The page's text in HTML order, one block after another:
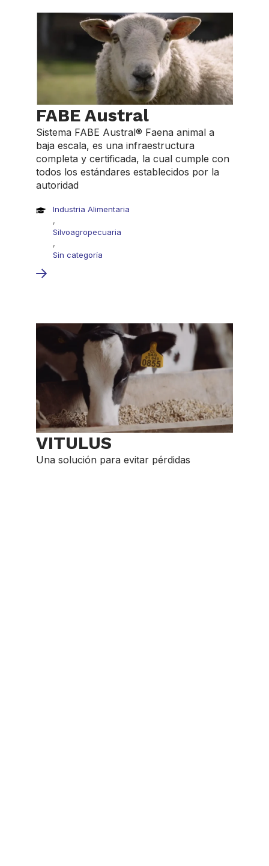
FABE Austral
Sistema FABE Austral® Faena animal a
baja escala, es una infraestructura
completa y certificada, la cual cumple con
todos los estándares establecidos por la
autoridad
Industria Alimentaria
,
Silvoagropecuaria
,
Sin categoría
VITULUS
Una solución para evitar pérdidas